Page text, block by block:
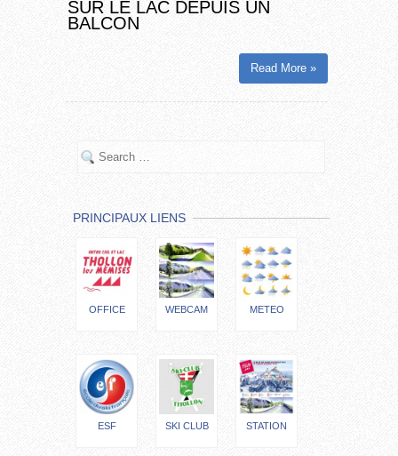
SUR LE LAC DEPUIS UN
BALCON
Read More »
PRINCIPAUX LIENS
OFFICE WEBCAM METEO
ESF SKI CLUB STATION